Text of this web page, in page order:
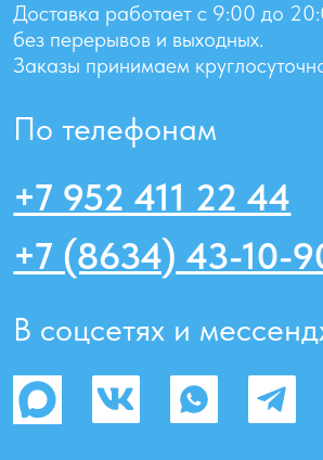
Политика конфиденциальности
Товары можно приобрести в магазине
«Донская Водица»